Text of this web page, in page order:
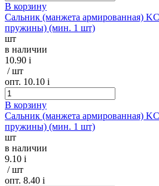
В корзину
Сальник (манжета армированная)
пружины) (мин. 1 шт)
шт
в наличии
10.90 i
/ шт
опт. 10.10 i
В корзину
Сальник (манжета армированная)
пружины) (мин. 1 шт)
шт
в наличии
9.10 i
/ шт
опт. 8.40 i